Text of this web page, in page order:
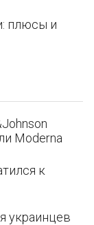
плюсы и
Moderna
к
украинцев